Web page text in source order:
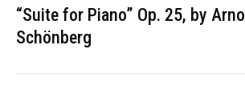
“Suite for Piano” Op. 25, by
Schönberg